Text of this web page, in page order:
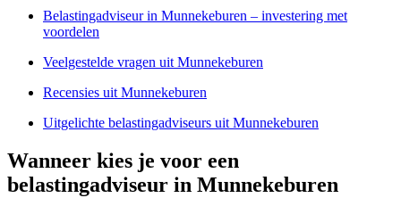
Belastingadviseur in Munnekeburen – investering met
voordelen
Veelgestelde vragen uit Munnekeburen
Recensies uit Munnekeburen
Uitgelichte belastingadviseurs uit Munnekeburen
Wanneer kies je voor een
belastingadviseur in Munnekeburen